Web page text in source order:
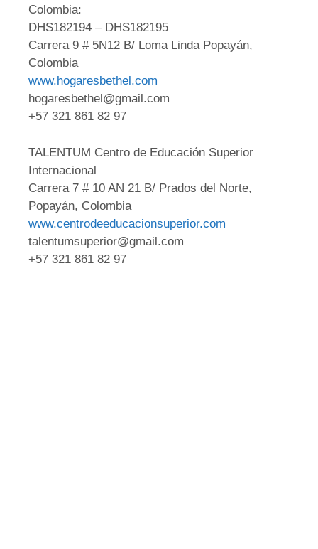
Colombia:
DHS182194 – DHS182195
Carrera 9 # 5N12 B/ Loma Linda Popayán,
Colombia
www.hogaresbethel.com
hogaresbethel@gmail.com
+57 321 861 82 97
TALENTUM Centro de Educación Superior
Internacional
Carrera 7 # 10 AN 21 B/ Prados del Norte,
Popayán, Colombia
www.centrodeeducacionsuperior.com
talentumsuperior@gmail.com
+57 321 861 82 97